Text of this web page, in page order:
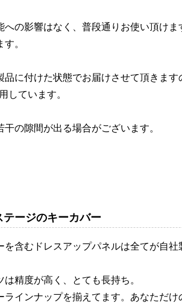
への影響はなく、普段通りお使い頂け
。
品に付けた状態でお届けさせて頂きま
しています。
の隙間が出る場合がございます。
テージのキーカバー
含むドレスアップパネルは全てが自
精度が高く、とても長持ち。
インナップを揃えてます。あなただ